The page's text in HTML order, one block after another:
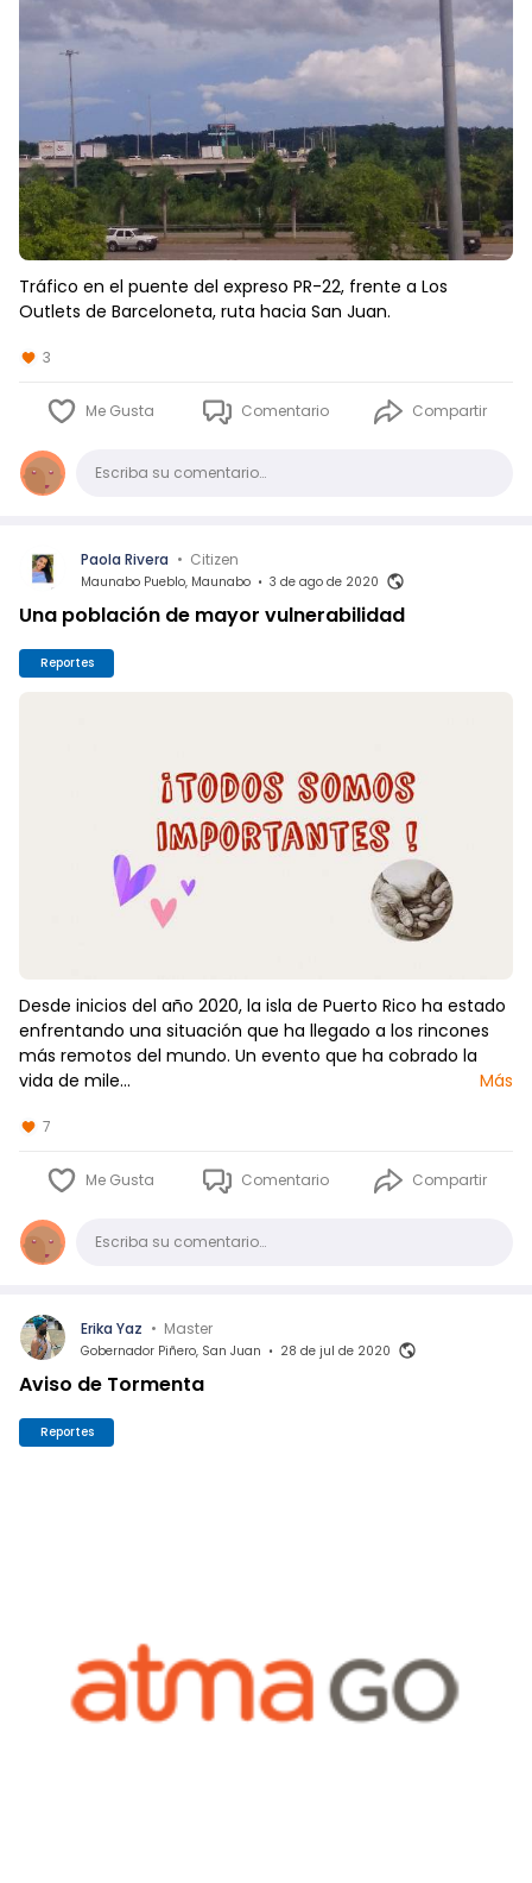
Tráfico en el puente del expreso PR-22, frente a Los
Outlets de Barceloneta, ruta hacia San Juan.
3
Me Gusta Comentario Compartir
ComentarioEscriba su comentario…
Paola Rivera • Citizen
Maunabo Pueblo, Maunabo • 3 de ago de 2020
Una población de mayor vulnerabilidad
Reportes
Desde inicios del año 2020, la isla de Puerto Rico ha estado
enfrentando una situación que ha llegado a los rincones
más remotos del mundo. Un evento que ha cobrado la
vida de mile…
Más
7
Me Gusta Comentario Compartir
ComentarioEscriba su comentario…
Erika Yaz • Master
Gobernador Piñero, San Juan • 28 de jul de 2020
Aviso de Tormenta
Reportes